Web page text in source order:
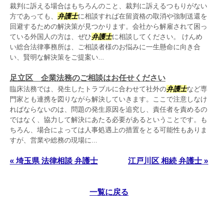
裁判に訴える場合はもちろんのこと、裁判に訴えるつもりがない
方であっても、 弁護士に相談すれば在留資格の取消や強制送還を
回避するための解決策が見つかります。会社から解雇されて困っ
ている外国人の方は、ぜひ弁護士に相談してください。 けんめ
い総合法律事務所は、ご相談者様のお悩みに一生懸命に向き合
い、賢明な解決策をご提案い...
足立区 企業法務のご相談はお任せください
臨床法務では、発生したトラブルに合わせて社外の弁護士など専
門家とも連携を図りながら解決していきます。ここで注意しなけ
ればならないのは、問題の発生原因を追究し、責任者を責めるの
ではなく、協力して解決にあたる必要があるということです。も
ちろん、場合によっては人事処遇上の措置をとる可能性もありま
すが、営業や総務の現場に...
« 埼玉県 法律相談 弁護士 江戸川区 相続 弁護士 »
一覧に戻る